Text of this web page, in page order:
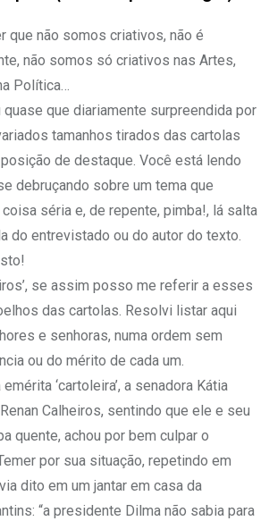
que não somos criativos, não é
não somos só criativos nas Artes,
Política…
que diariamente surpreendida por
tamanhos tirados das cartolas
de destaque. Você está lendo
debruçando sobre um tema que
séria e, de repente, pimba!, lá salta
do entrevistado ou do autor do texto.
se assim posso me referir a esses
das cartolas. Resolvi listar aqui
e senhoras, numa ordem sem
ou do mérito de cada um.
‘cartoleira’, a senadora Kátia
Calheiros, sentindo que ele e seu
quente, achou por bem culpar o
por sua situação, repetindo em
dito em um jantar em casa da
“a presidente Dilma não sabia para